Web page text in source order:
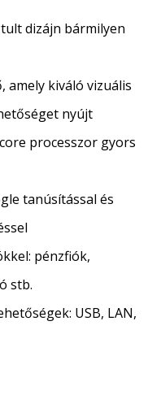
dizájn bármilyen
amely kiváló vizuális
nyújt
processzor gyors
tanúsítással és
pénzfiók,
stb.
USB, LAN,